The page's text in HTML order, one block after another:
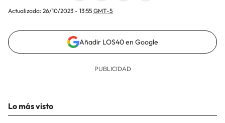
Actualizada: 26/10/2023 - 13:55 GMT-5
Añadir LOS40 en Google
Lo más visto